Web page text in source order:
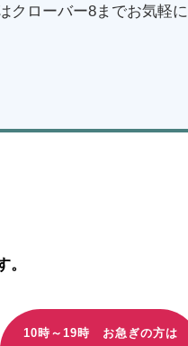
クローバー8までお気軽に
10時～19時 お急ぎの方は